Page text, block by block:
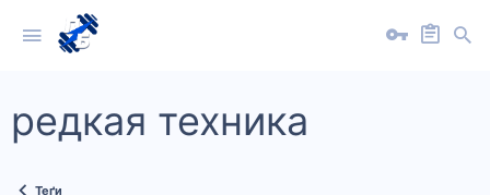
редкая техника
Теґи